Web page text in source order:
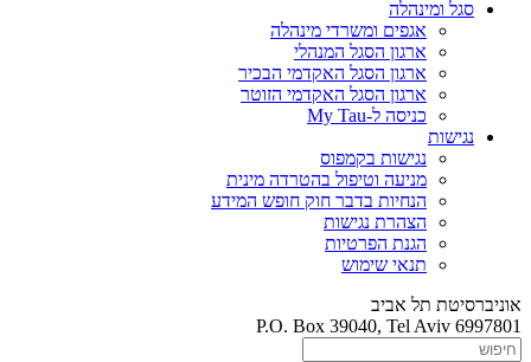
סגל ומינהלה
אגפים ומשרדי מינהלה
ארגון הסגל המנהלי
ארגון הסגל האקדמי הבכיר
ארגון הסגל האקדמי הזוטר
כניסה ל-My Tau
נגישות
נגישות בקמפוס
מניעה וטיפול בהטרדה מינית
הנחיות בדבר חוק חופש המידע
הצהרת נגישות
הגנת הפרטיות
תנאי שימוש
אוניברסיטת תל אביב
P.O. Box 39040, Tel Aviv 6997801